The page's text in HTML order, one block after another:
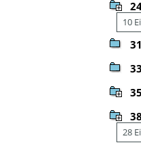
10
28